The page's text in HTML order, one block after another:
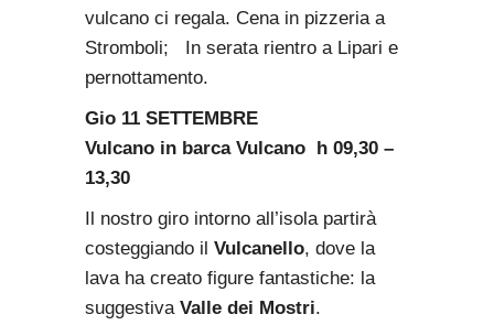
vulcano ci regala. Cena in pizzeria a
Stromboli; In serata rientro a Lipari e
pernottamento.
Gio 11 SETTEMBRE
Vulcano in barca Vulcano h 09,30 –
13,30
Il nostro giro intorno all’isola partirà
costeggiando ilVulcanello, dove la
lava ha creato figure fantastiche: la
suggestivaValle dei Mostri.